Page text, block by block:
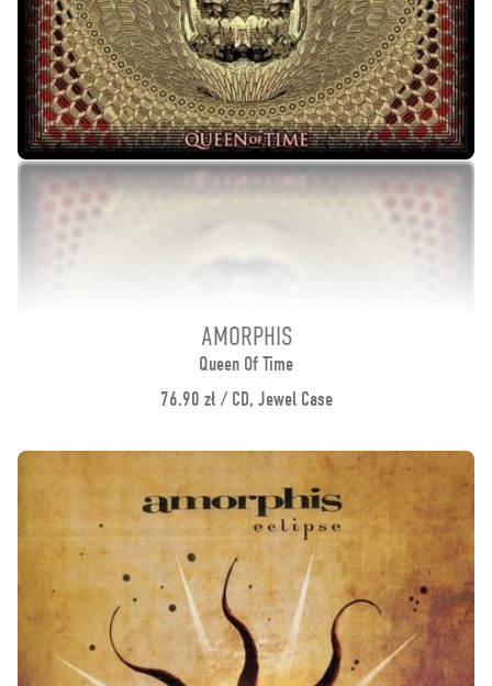
AMORPHIS
Queen Of Time
76.90 zł / CD, Jewel Case